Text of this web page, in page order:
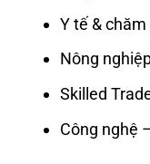
Y tế &
Nông
Skilled
Công nghệ